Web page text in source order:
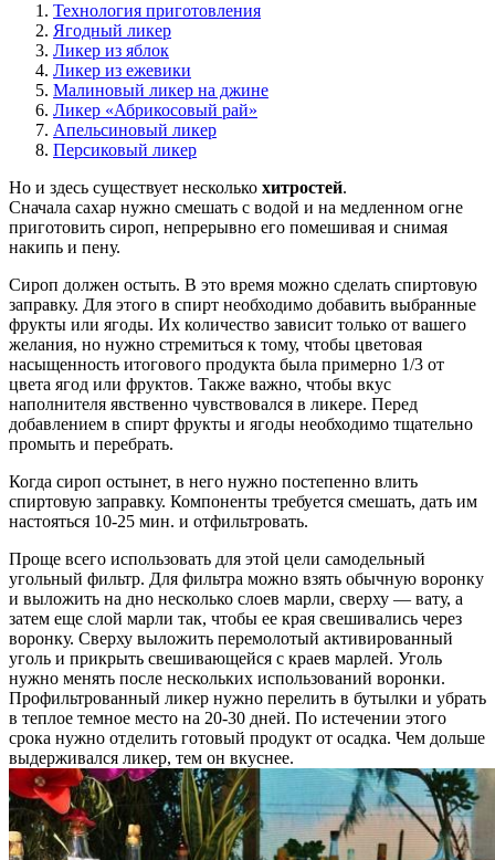
Технология приготовления
Ягодный ликер
Ликер из яблок
Ликер из ежевики
Малиновый ликер на джине
Ликер «Абрикосовый рай»
Апельсиновый ликер
Персиковый ликер
Но и здесь существует несколько хитростей.
Сначала сахар нужно смешать с водой и на медленном огне
приготовить сироп, непрерывно его помешивая и снимая
накипь и пену.
Сироп должен остыть. В это время можно сделать спиртовую
заправку. Для этого в спирт необходимо добавить выбранные
фрукты или ягоды. Их количество зависит только от вашего
желания, но нужно стремиться к тому, чтобы цветовая
насыщенность итогового продукта была примерно 1/3 от
цвета ягод или фруктов. Также важно, чтобы вкус
наполнителя явственно чувствовался в ликере. Перед
добавлением в спирт фрукты и ягоды необходимо тщательно
промыть и перебрать.
Когда сироп остынет, в него нужно постепенно влить
спиртовую заправку. Компоненты требуется смешать, дать им
настояться 10-25 мин. и отфильтровать.
Проще всего использовать для этой цели самодельный
угольный фильтр. Для фильтра можно взять обычную воронку
и выложить на дно несколько слоев марли, сверху — вату, а
затем еще слой марли так, чтобы ее края свешивались через
воронку. Сверху выложить перемолотый активированный
уголь и прикрыть свешивающейся с краев марлей. Уголь
нужно менять после нескольких использований воронки.
Профильтрованный ликер нужно перелить в бутылки и убрать
в теплое темное место на 20-30 дней. По истечении этого
срока нужно отделить готовый продукт от осадка. Чем дольше
выдерживался ликер, тем он вкуснее.